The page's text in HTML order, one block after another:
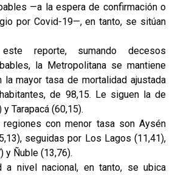
—a la espera de confirmación o
por Covid-19—, en tanto, se sitúan
reporte, sumando decesos
la Metropolitana se mantiene
la mayor tasa de mortalidad ajustada
de 98,15. Le siguen la de
Tarapacá (60,15).
con menor tasa son Aysén
seguidas por Los Lagos (11,41),
y Ñuble (13,76).
a nivel nacional, en tanto, se ubica